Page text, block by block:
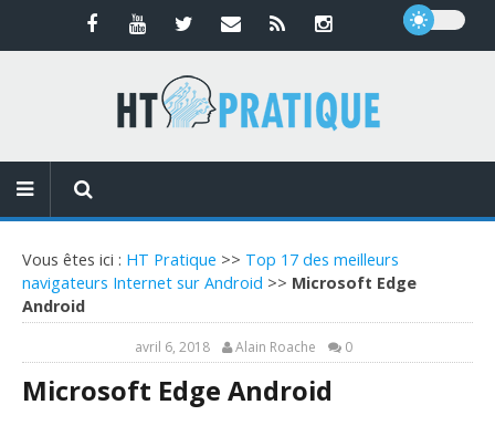
Vous êtes ici : HT Pratique >> Top 17 des meilleurs
navigateurs Internet sur Android >> Microsoft Edge
Android
avril 6, 2018 Alain Roache 0
Microsoft Edge Android